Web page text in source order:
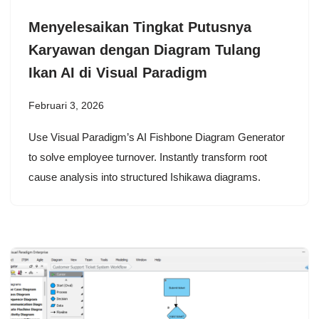
Menyelesaikan Tingkat Putusnya
Karyawan dengan Diagram Tulang
Ikan AI di Visual Paradigm
Februari 3, 2026
Use Visual Paradigm’s AI Fishbone Diagram Generator
to solve employee turnover. Instantly transform root
cause analysis into structured Ishikawa diagrams.